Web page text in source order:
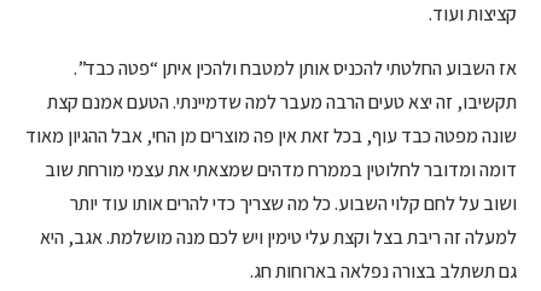
קציצות ועוד.
אז השבוע החלטתי להכניס אותן למטבח ולהכין איתן “פטה כבד”.
תקשיבו, זה יצא טעים הרבה מעבר למה שדמיינתי. הטעם אמנם קצת
שונה מפטה כבד עוף, בכל זאת אין פה מוצרים מן החי, אבל ההגיון מאוד
דומה ומדובר לחלוטין בממרח מדהים שמצאתי את עצמי מורחת שוב
ושוב על לחם קלוי השבוע. כל מה שצריך כדי להרים אותו עוד יותר
למעלה זה ריבת בצל וקצת עלי טימין ויש לכם מנה מושלמת. אגב, היא
גם תשתלב בצורה נפלאה בארוחות חג.